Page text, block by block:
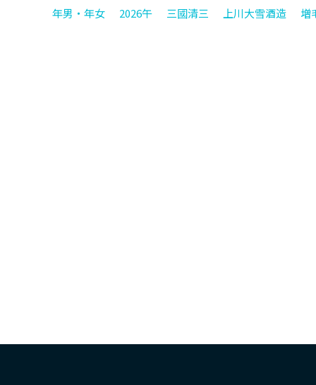
年男・年女 2026午 三國清三 上川大雪酒造 増